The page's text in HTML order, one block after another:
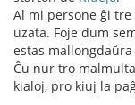
Al mi persone ĝi tre
uzata. Foje dum
estas mallongdaŭra
Ĉu nur tro
kialoj, pro kiuj la